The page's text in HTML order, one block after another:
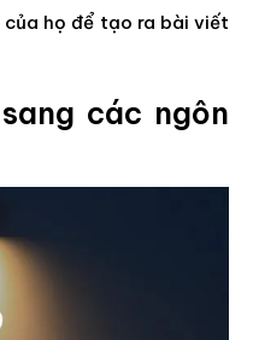
họ để tạo ra bài viết
các ngôn